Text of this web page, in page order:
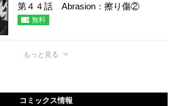
第４４話 Abrasion：擦り傷②
無料
もっと見る
コミックス情報